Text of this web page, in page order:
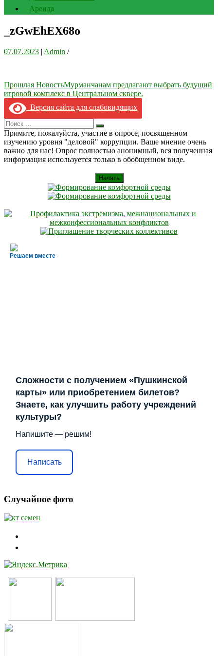
Аренда
_zGwEhEX68o
07.07.2023 | Admin /
Навигация
по
записям
Прошлая НовостьМурманчанам предлагают выбрать будущий
игровой комплекс в Центральном сквере.
Версия сайта для слабовидящих
Search
for:
Искать
Примите, пожалуйста, участие в опросе, посвященном
изучению уровня "деловой" коррупции. Ваше мнение очень
важно для нас! Опрос полностью анонимный, вся полученная
информация используется только в обобщенном виде.
Начать
Решаем вместе
Сложности с получением «Пушкинской
карты» или приобретением билетов?
Знаете, как улучшить работу учреждений
культуры?
Напишите — решим!
Написать
Случайное фото